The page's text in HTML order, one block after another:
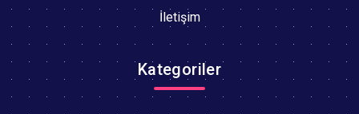
İletişim
Kategoriler